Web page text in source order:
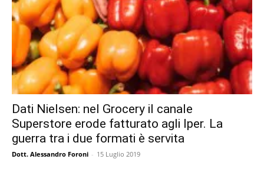
Dati Nielsen: nel Grocery il canale
Superstore erode fatturato agli Iper. La
guerra tra i due formati è servita
Dott. Alessandro Foroni - 15 Luglio 2019